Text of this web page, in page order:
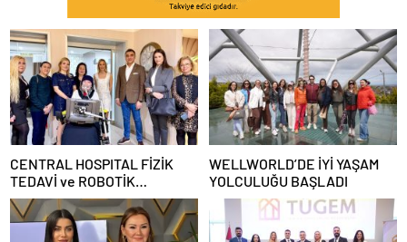
CENTRAL HOSPITAL FİZİK
TEDAVİ ve ROBOTİK
REHABİLİTASYON MERKEZİ
AÇILDI
WELLWORLD’DE İYİ YAŞAM
YOLCULUĞU BAŞLADI